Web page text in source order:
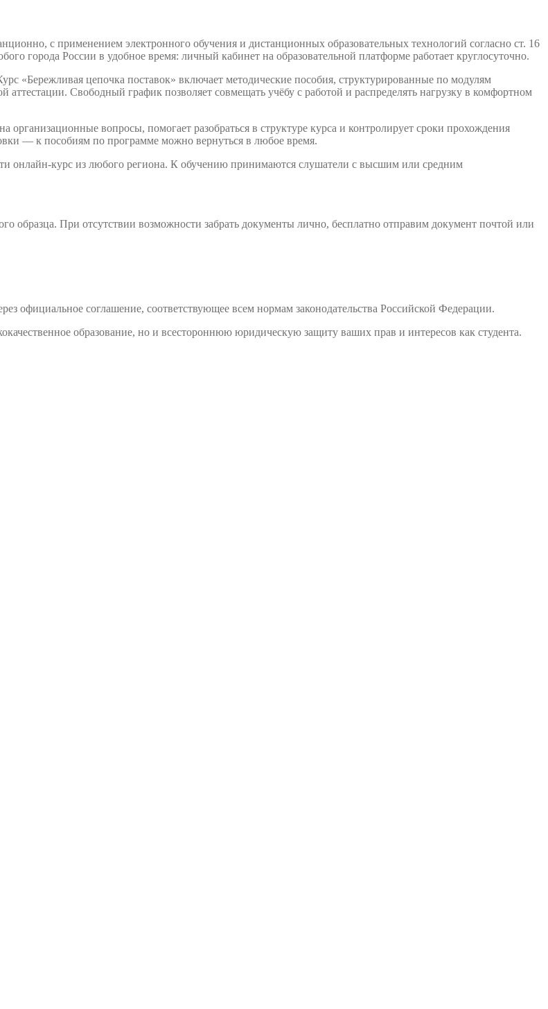
с применением электронного обучения и дистанционных образовательных технологий согласно ст. 16
города России в удобное время: личный кабинет на образовательной платформе работает круглосуточно.
«Бережливая цепочка поставок» включает методические пособия, структурированные по модулям
Свободный график позволяет совмещать учёбу с работой и распределять нагрузку в комфортном
вопросы, помогает разобраться в структуре курса и контролирует сроки прохождения
— к пособиям по программе можно вернуться в любое время.
онлайн-курс из любого региона. К обучению принимаются слушатели с высшим или средним
образца. При отсутствии возможности забрать документы лично, бесплатно отправим документ почтой или
официальное соглашение, соответствующее всем нормам законодательства Российской Федерации.
образование, но и всестороннюю юридическую защиту ваших прав и интересов как студента.